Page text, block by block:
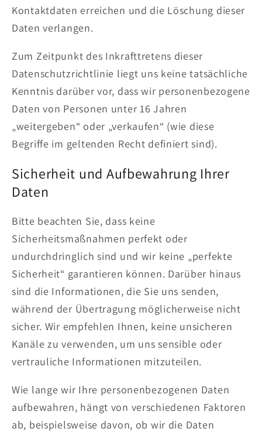
Kontaktdaten erreichen und die Löschung dieser
Daten verlangen.
Zum Zeitpunkt des Inkrafttretens dieser
Datenschutzrichtlinie liegt uns keine tatsächliche
Kenntnis darüber vor, dass wir personenbezogene
Daten von Personen unter 16 Jahren
„weitergeben“ oder „verkaufen“ (wie diese
Begriffe im geltenden Recht definiert sind).
Sicherheit und Aufbewahrung Ihrer
Daten
Bitte beachten Sie, dass keine
Sicherheitsmaßnahmen perfekt oder
undurchdringlich sind und wir keine „perfekte
Sicherheit“ garantieren können. Darüber hinaus
sind die Informationen, die Sie uns senden,
während der Übertragung möglicherweise nicht
sicher. Wir empfehlen Ihnen, keine unsicheren
Kanäle zu verwenden, um uns sensible oder
vertrauliche Informationen mitzuteilen.
Wie lange wir Ihre personenbezogenen Daten
aufbewahren, hängt von verschiedenen Faktoren
ab, beispielsweise davon, ob wir die Daten